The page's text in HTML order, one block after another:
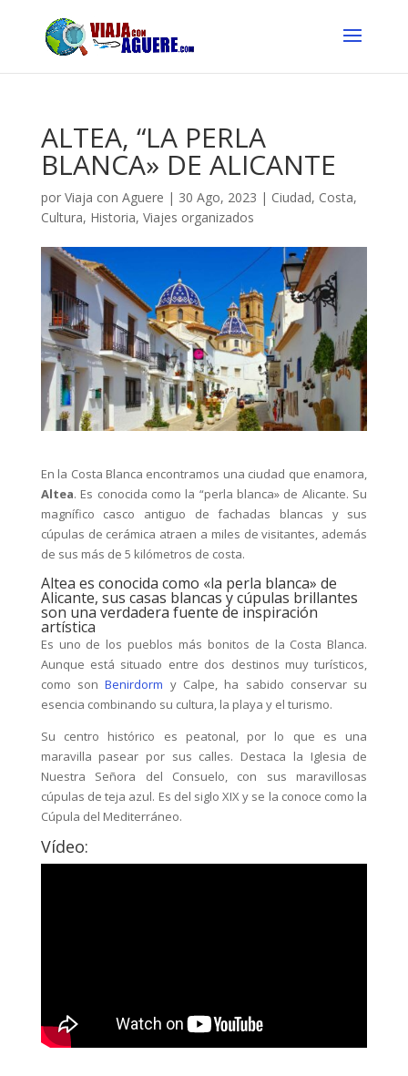
ALTEA, “LA PERLA
BLANCA» DE ALICANTE
por Viaja con Aguere | 30 Ago, 2023 | Ciudad, Costa,
Cultura, Historia, Viajes organizados
En la Costa Blanca encontramos una ciudad que enamora,
Altea. Es conocida como la “perla blanca» de Alicante. Su
magnífico casco antiguo de fachadas blancas y sus
cúpulas de cerámica atraen a miles de visitantes, además
de sus más de 5 kilómetros de costa.
Altea es conocida como «la perla blanca» de
Alicante, sus casas blancas y cúpulas brillantes
son una verdadera fuente de inspiración
artística
Es uno de los pueblos más bonitos de la Costa Blanca.
Aunque está situado entre dos destinos muy turísticos,
como sonBenirdorm y Calpe, ha sabido conservar su
esencia combinando su cultura, la playa y el turismo.
Su centro histórico es peatonal, por lo que es una
maravilla pasear por sus calles. Destaca la Iglesia de
Nuestra Señora del Consuelo, con sus maravillosas
cúpulas de teja azul. Es del siglo XIX y se la conoce como la
Cúpula del Mediterráneo.
Vídeo: